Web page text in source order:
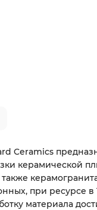
Ceramics
керамической
при ресурсе в
материала